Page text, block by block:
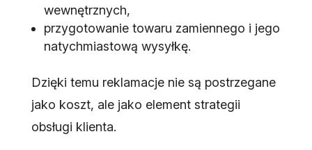
wewnętrznych,
przygotowanie towaru zamiennego i jego
natychmiastową wysyłkę.
Dzięki temu reklamacje nie są postrzegane
jako koszt, ale jako element strategii
obsługi klienta.